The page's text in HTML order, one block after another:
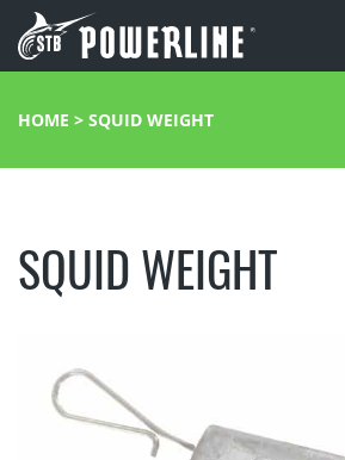
HOME > SQUID WEIGHT
SQUID WEIGHT